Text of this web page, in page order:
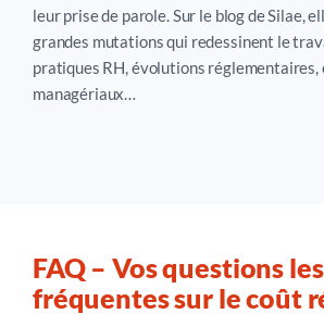
leur prise de parole. Sur le blog de Silae,
grandes mutations qui redessinent le
pratiques RH, évolutions réglementaires,
managériaux…
FAQ – Vos questions
fréquentes sur le coût